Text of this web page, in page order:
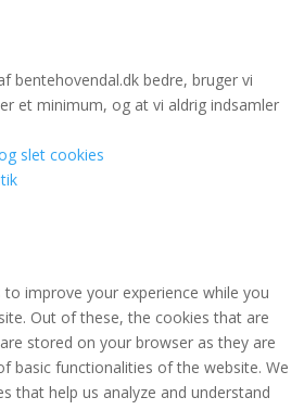
bentehovendal.dk bedre, bruger vi
et minimum, og at vi aldrig indsamler
slet cookies
improve your experience while you
Out of these, the cookies that are
stored on your browser as they are
basic functionalities of the website. We
that help us analyze and understand